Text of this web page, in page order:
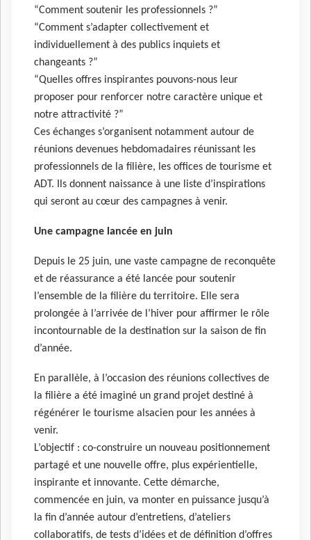
“Comment soutenir les professionnels ?”
“Comment s’adapter collectivement et
individuellement à des publics inquiets et
changeants ?”
“Quelles offres inspirantes pouvons-nous leur
proposer pour renforcer notre caractère unique et
notre attractivité ?”
Ces échanges s’organisent notamment autour de
réunions devenues hebdomadaires réunissant les
professionnels de la filière, les offices de tourisme et
ADT. Ils donnent naissance à une liste d’inspirations
qui seront au cœur des campagnes à venir.
Une campagne lancée en juin
Depuis le 25 juin, une vaste campagne de reconquête
et de réassurance a été lancée pour soutenir
l’ensemble de la filière du territoire. Elle sera
prolongée à l’arrivée de l’hiver pour affirmer le rôle
incontournable de la destination sur la saison de fin
d’année.
En parallèle, à l’occasion des réunions collectives de
la filière a été imaginé ​un grand projet destiné à
régénérer le tourisme alsacien pour les années à
venir​.
L’objectif : co-construire un nouveau positionnement
partagé et une nouvelle offre, plus expérientielle,
inspirante et innovante. Cette démarche,
commencée en juin, va monter en puissance jusqu’à
la fin d’année autour d’entretiens, d’ateliers
collaboratifs, de tests d’idées et de définition d’offres